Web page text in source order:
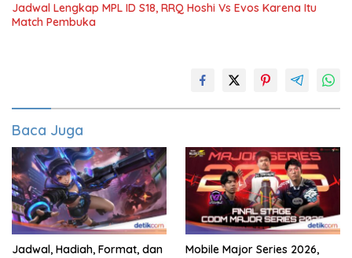
Jadwal Lengkap MPL ID S18, RRQ Hoshi Vs Evos Karena Itu
Match Pembuka
Baca Juga
Jadwal, Hadiah, Format, dan
Mobile Major Series 2026,